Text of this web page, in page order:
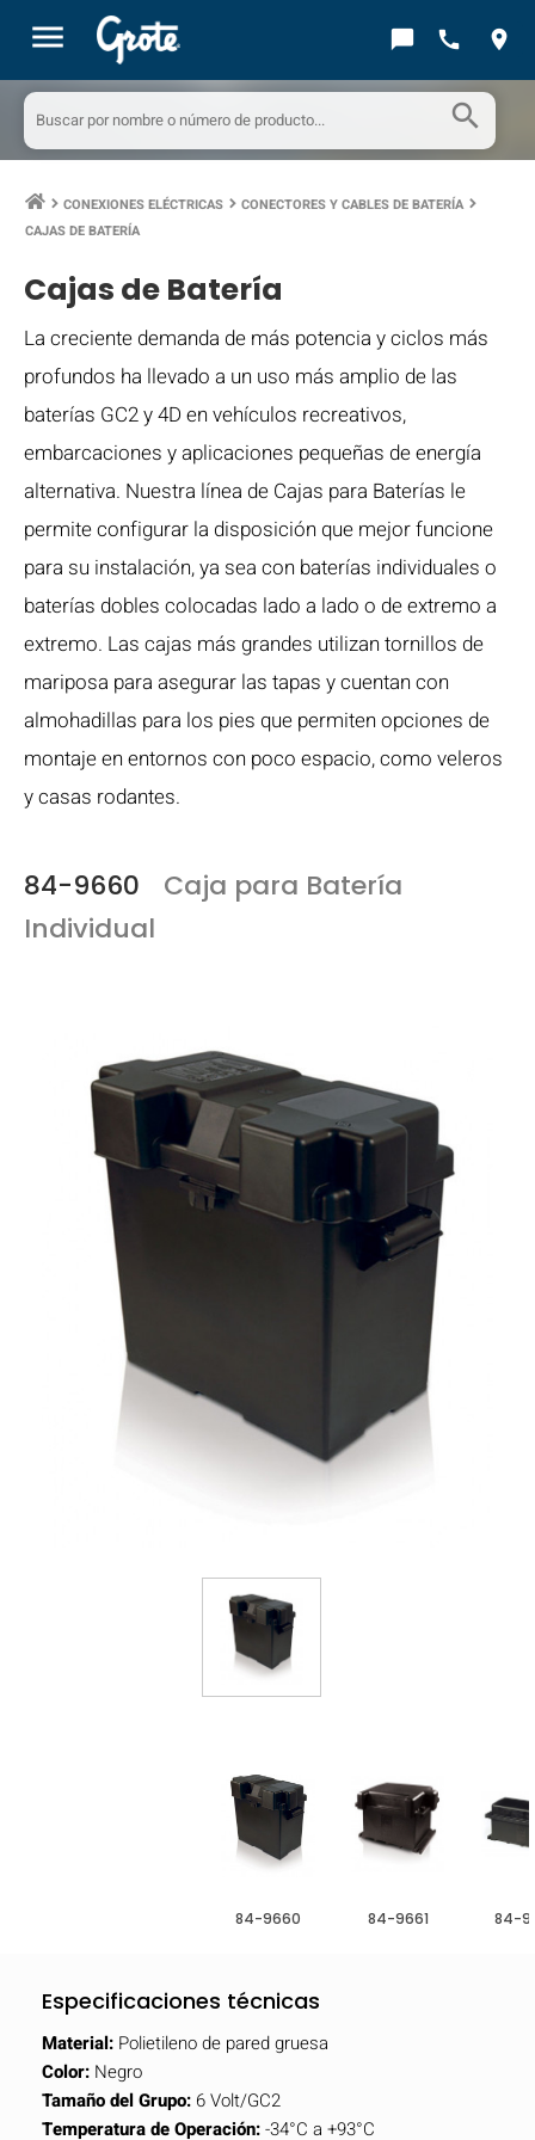
menu chat_bubble call location_on
search
keyboard_arrow_right CONEXIONES ELÉCTRICAS keyboard_arrow_right CONECTORES Y CABLES DE BATERÍA keyboard_arrow_right
CAJAS DE BATERÍA
Cajas de Batería
La creciente demanda de más potencia y ciclos más
profundos ha llevado a un uso más amplio de las
baterías GC2 y 4D en vehículos recreativos,
embarcaciones y aplicaciones pequeñas de energía
alternativa. Nuestra línea de Cajas para Baterías le
permite configurar la disposición que mejor funcione
para su instalación, ya sea con baterías individuales o
baterías dobles colocadas lado a lado o de extremo a
extremo. Las cajas más grandes utilizan tornillos de
mariposa para asegurar las tapas y cuentan con
almohadillas para los pies que permiten opciones de
montaje en entornos con poco espacio, como veleros
y casas rodantes.
84-9660
Caja para Batería
Individual
84-9660 84-9661 84-
Especificaciones técnicas
Material: Polietileno de pared gruesa
Color: Negro
Tamaño del Grupo: 6 Volt/GC2
Temperatura de Operación:-34°C a +93°C